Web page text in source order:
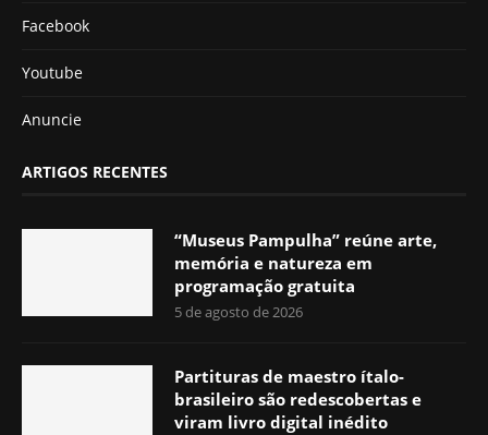
Facebook
Youtube
Anuncie
ARTIGOS RECENTES
“Museus Pampulha” reúne arte,
memória e natureza em
programação gratuita
5 de agosto de 2026
Partituras de maestro ítalo-
brasileiro são redescobertas e
viram livro digital inédito